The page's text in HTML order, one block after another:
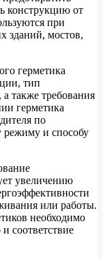
конструкцию от
при
зданий, мостов,
герметика
тип
также требования
герметика
по
режиму и способу
увеличению
или работы.
необходимо
соответствие